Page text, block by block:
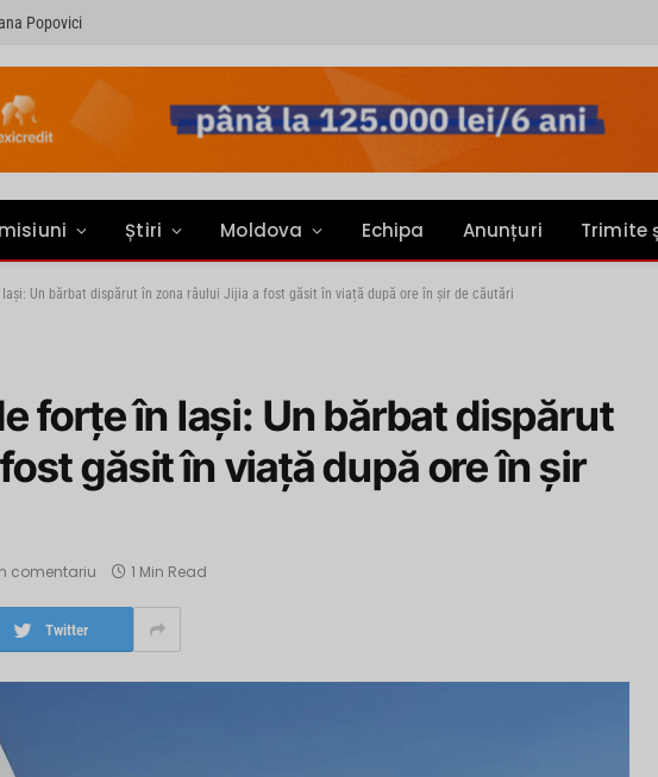
Popovici
Știri Moldova Echipa Anunțuri Trimite
Un bărbat dispărut în zona râului Jijia a fost găsit în viață după ore în șir de căutări
forțe în Iași: Un bărbat dispărut
găsit în viață după ore în șir
comentariu 1 Min Read
Twitter